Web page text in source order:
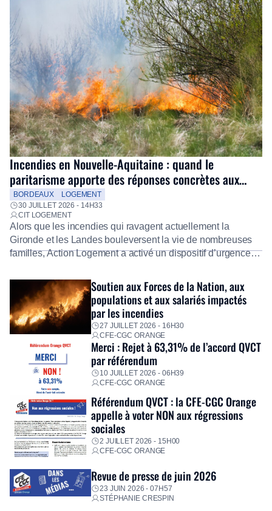
Incendies en Nouvelle-Aquitaine : quand le
paritarisme apporte des réponses concrètes aux
salariés
BORDEAUX
LOGEMENT
30 JUILLET 2026 - 14H33
CIT LOGEMENT
Alors que les incendies qui ravagent actuellement la
Gironde et les Landes bouleversent la vie de nombreuses
familles, Action Logement a activé un dispositif d’urgence
Fidèle à sa mission d’utilité sociale, le Groupe mobilise
immédiatement ses équipes afin de proposer un diagnostic
personnalisé, des aides financières pour faire face aux
premières dépenses, […]
Soutien aux Forces de la Nation, aux
populations et aux salariés impactés
par les incendies
27 JUILLET 2026 - 16H30
CFE-CGC ORANGE
Merci : Rejet à 63,31% de l’accord QVCT
par référendum
10 JUILLET 2026 - 06H39
CFE-CGC ORANGE
Référendum QVCT : la CFE-CGC Orange
appelle à voter NON aux régressions
sociales
2 JUILLET 2026 - 15H00
CFE-CGC ORANGE
Revue de presse de juin 2026
23 JUIN 2026 - 07H57
STÉPHANIE CRESPIN